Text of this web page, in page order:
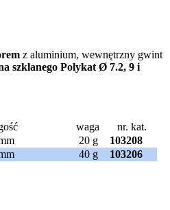
z aluminium, wewnętrzny gwint
szklanego Polykat Ø 7.2, 9 i
waga
nr. kat.
20 g
103208
40 g 103206